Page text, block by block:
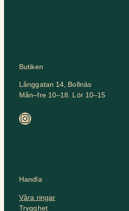
Butiken
Långgatan 14, Bollnäs
Mån–fre 10–18. Lör 10–15
Instagram
Handla
Våra ringar
Trygghet